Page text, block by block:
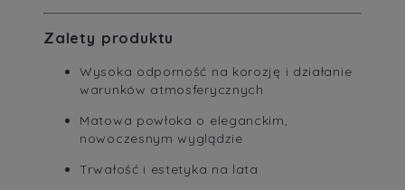
Zalety produktu
Wysoka odporność na korozję i działanie
warunków atmosferycznych
Matowa powłoka o eleganckim,
nowoczesnym wyglądzie
Trwałość i estetyka na lata